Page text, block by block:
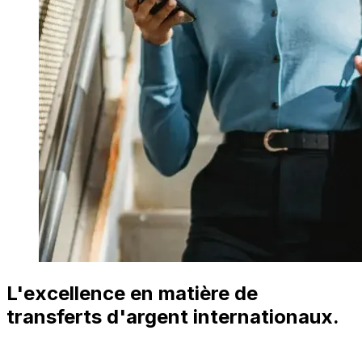
L'excellence en matière de
transferts d'argent internationaux.